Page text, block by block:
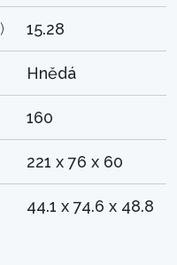
15.28
Hnědá
160
221 x 76 x 60
44.1 x 74.6 x 48.8